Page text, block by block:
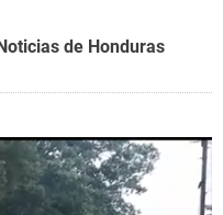
Noticias de Honduras